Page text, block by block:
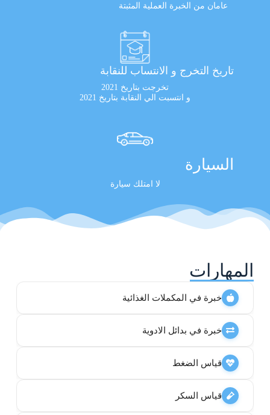
عامان من الخبرة العملية المثبتة
تاريخ التخرج و الانتساب للنقابة
تخرجت بتاريخ 2021
و انتسبت الي النقابة بتاريخ 2021
السيارة
لا امتلك سيارة
المهارات
خبرة في المكملات الغذائية
خبرة في بدائل الادوية
قياس الضغط
قياس السكر